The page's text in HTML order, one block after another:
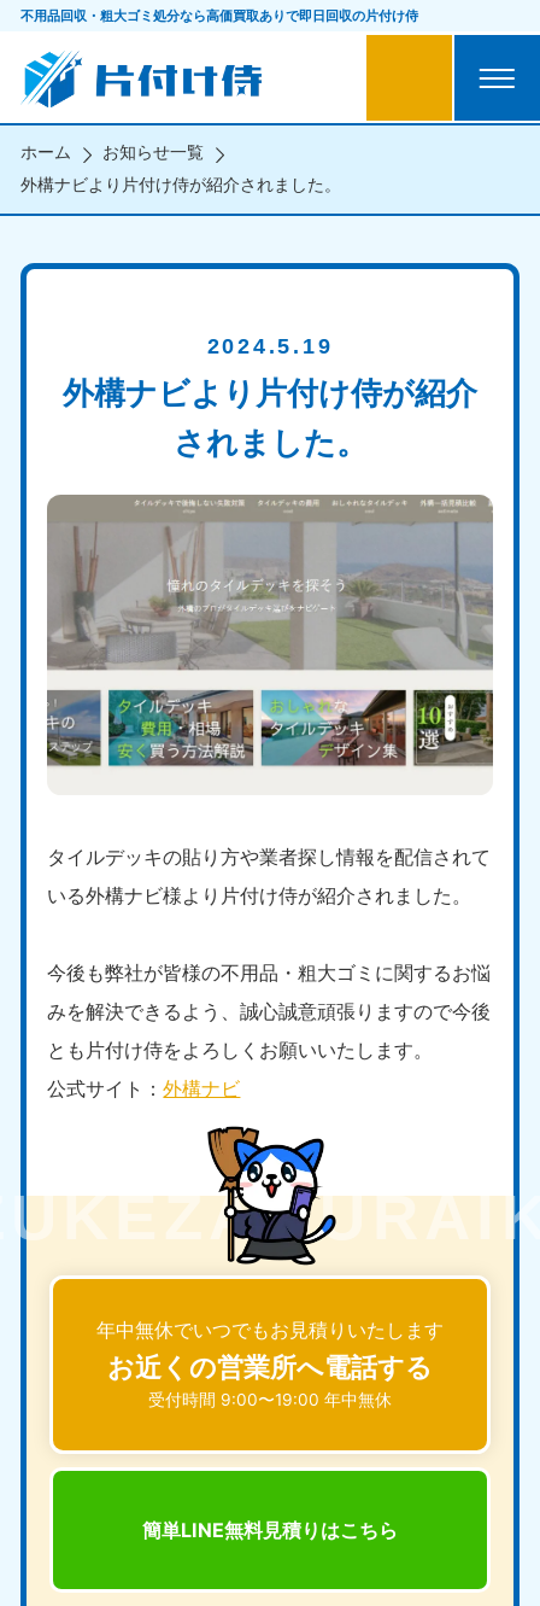
不用品回収・粗大ゴミ処分なら高価買取ありで即日回収の片付け侍
ホーム
お知らせ一覧
外構ナビより片付け侍が紹介されました。
2024.5.19
外構ナビより片付け侍が紹介
されました。
タイルデッキの貼り方や業者探し情報を配信されて
いる外構ナビ様より片付け侍が紹介されました。
今後も弊社が皆様の不用品・粗大ゴミに関するお悩
みを解決できるよう、誠心誠意頑張りますので今後
とも片付け侍をよろしくお願いいたします。
公式サイト：外構ナビ
年中無休でいつでもお見積りいたします
お近くの営業所へ電話する
受付時間 9:00〜19:00 年中無休
簡単LINE無料見積りはこちら